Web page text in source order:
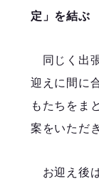
定」を結ぶ
同じく出
迎えに間に
もたちをま
案をいただ
お迎え後